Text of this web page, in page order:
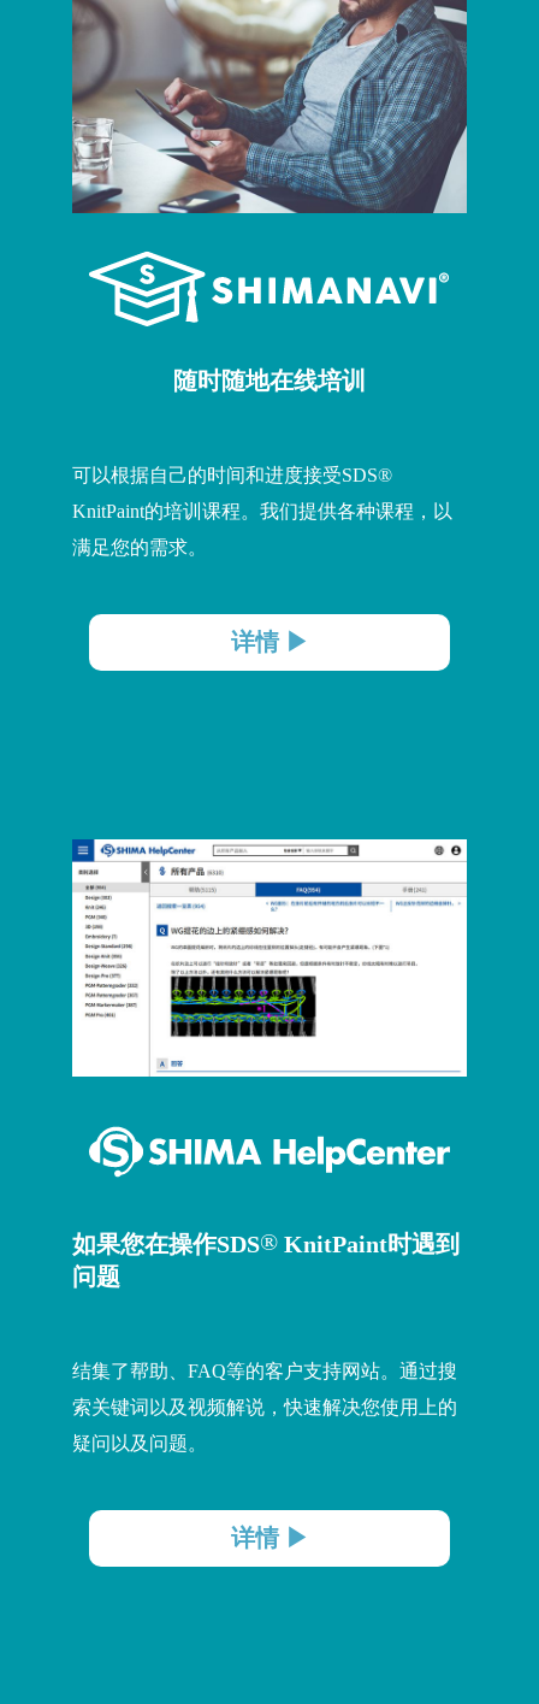
随时随地在线培训
可以根据自己的时间和进度接受SDS®
KnitPaint的培训课程。我们提供各种课程，以
满足您的需求。
详情 ▶
如果您在操作SDS® KnitPaint时遇到
问题
结集了帮助、FAQ等的客户支持网站。通过搜
索关键词以及视频解说，快速解决您使用上的
疑问以及问题。
详情 ▶